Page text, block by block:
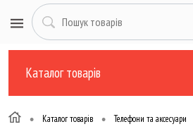
Каталог товарів
• Каталог товарів • Телефони та аксесуари